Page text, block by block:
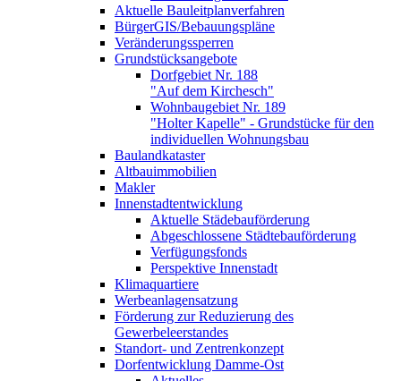
Aktuelle Bauleitplanverfahren
BürgerGIS/Bebauungspläne
Veränderungssperren
Grundstücksangebote
Dorfgebiet Nr. 188
"Auf dem Kirchesch"
Wohnbaugebiet Nr. 189
"Holter Kapelle" - Grundstücke für den
individuellen Wohnungsbau
Baulandkataster
Altbauimmobilien
Makler
Innenstadtentwicklung
Aktuelle Städebauförderung
Abgeschlossene Städtebauförderung
Verfügungsfonds
Perspektive Innenstadt
Klimaquartiere
Werbeanlagensatzung
Förderung zur Reduzierung des
Gewerbeleerstandes
Standort- und Zentrenkonzept
Dorfentwicklung Damme-Ost